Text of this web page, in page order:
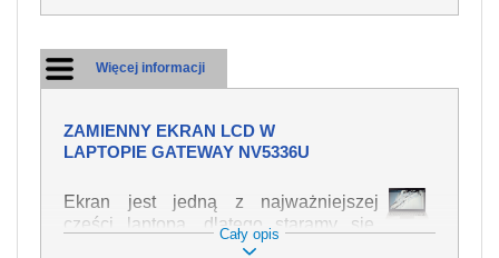
Więcej informacji
ZAMIENNY EKRAN LCD W
LAPTOPIE GATEWAY NV5336U
Ekran jest jedną z najważniejszej
części laptopa, dlatego staramy się,
żeby był jak najwyższej jakości. Służy
Cały opis